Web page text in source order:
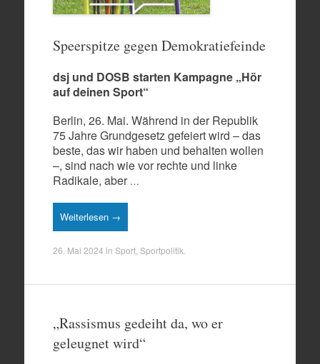
Speerspitze gegen Demokratiefeinde
dsj und DOSB starten Kampagne „Hör
auf deinen Sport“
Berlin, 26. Mai. Während in der Republik
75 Jahre Grundgesetz gefeiert wird – das
beste, das wir haben und behalten wollen
–, sind nach wie vor rechte und linke
Radikale, aber …
Weiterlesen →
26. Mai 2024 in Sport, Sportpolitik
„Rassismus gedeiht da, wo er
geleugnet wird“